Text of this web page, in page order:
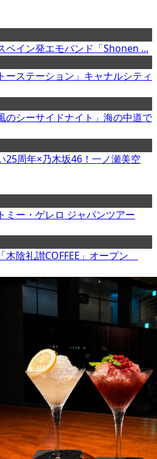
ペイン発エモバンド「Shonen ...
ーステーション」キャナルシティ
のシーサイドナイト」海の中道で
25周年×乃木坂46！一ノ瀬美空
ミー・ゲレロ ジャパンツアー
木陰礼讃COFFEE」オープン